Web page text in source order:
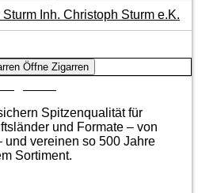
Öffne Zigarren
Spitzenqualität für
und Formate – von
und vereinen so 500 Jahre
Sortiment.